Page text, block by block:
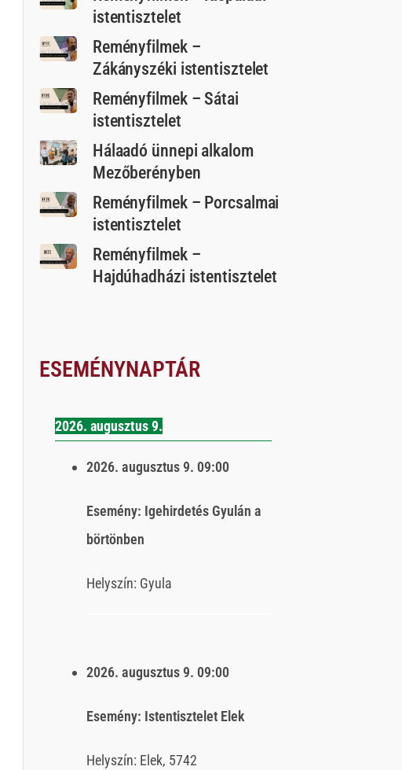
istentisztelet
Reményfilmek –
Zákányszéki istentisztelet
Reményfilmek – Sátai
istentisztelet
Hálaadó ünnepi alkalom
Mezőberényben
Reményfilmek – Porcsalmai
istentisztelet
Reményfilmek –
Hajdúhadházi istentisztelet
ESEMÉNYNAPTÁR
2026. augusztus 9.
2026. augusztus 9. 09:00
Esemény: Igehirdetés Gyulán a
börtönben
Helyszín: Gyula
2026. augusztus 9. 09:00
Esemény: Istentisztelet Elek
Helyszín: Elek, 5742